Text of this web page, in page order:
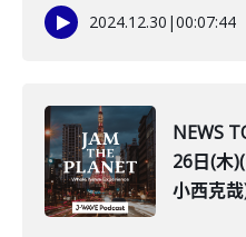
2024.12.30 |00:07:44
NEWS
26日(木
小西克